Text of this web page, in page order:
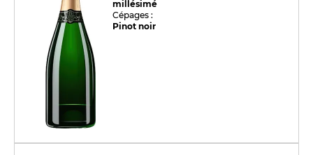
millésimé
Cépages :
Pinot noir